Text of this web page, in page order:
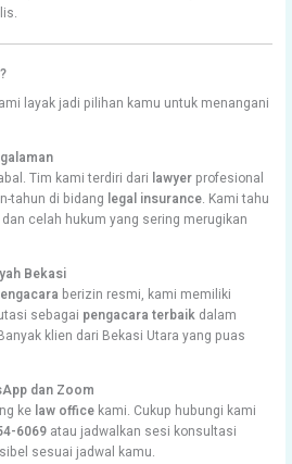
layak jadi pilihan kamu untuk menangani
Tim kami terdiri dari lawyer profesional
tahun di bidang legal insurance. Kami tahu
celah hukum yang sering merugikan
Bekasi
berizin resmi, kami memiliki
sebagai pengacara terbaik dalam
klien dari Bekasi Utara yang puas
dan Zoom
ke law office kami. Cukup hubungi kami
6069 atau jadwalkan sesi konsultasi
sesuai jadwal kamu.